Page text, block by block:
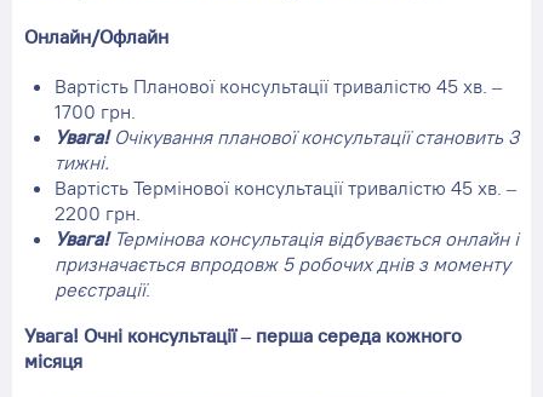
Онлайн/Офлайн
Вартість Планової консультації тривалістю 45 хв. –
1700 грн.
Увага! Очікування планової консультації становить 3
тижні.
Вартість Термінової консультації тривалістю 45 хв. –
2200 грн.
Увага!Термінова консультація відбувається онлайн і
призначається впродовж 5 робочих днів з моменту
реєстрації.
Увага! Очні консультації – перша середа кожного
місяця